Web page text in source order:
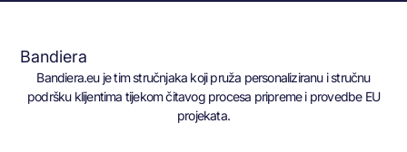
Bandiera
Bandiera.eu je tim stručnjaka koji pruža personaliziranu i stručnu
podršku klijentima tijekom čitavog procesa pripreme i provedbe EU
projekata.